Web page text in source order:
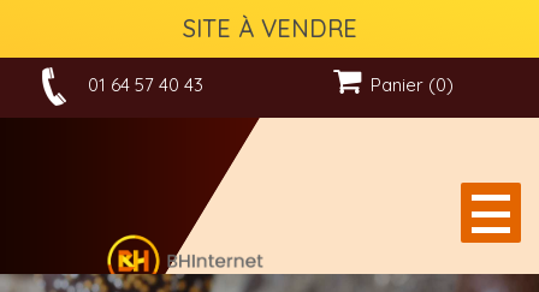
SITE À VENDRE
01 64 57 40 43 Panier (0)